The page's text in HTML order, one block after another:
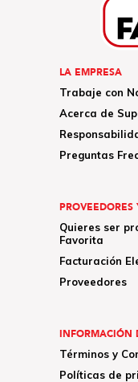
LA EMPRESA
Trabaje con
Acerca de
Preguntas
Quieres ser
Favorita
Facturación
Proveedores
INFORMACIÓN
Términos y
Políticas de